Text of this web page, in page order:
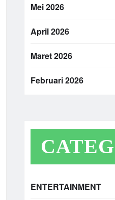
Mei 2026
April 2026
Maret 2026
Februari 2026
ENTERTAINMENT